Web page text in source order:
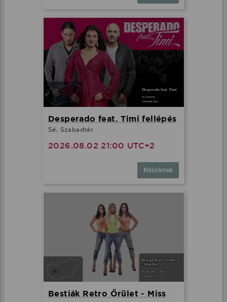
Desperado feat. Timi fellépés
Sé, Szabadtér
2026.08.02 21:00 UTC+2
Részletek
Bestiák Retro Őrület - Miss